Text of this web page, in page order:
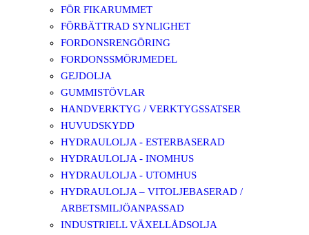
FÖR FIKARUMMET
FÖRBÄTTRAD SYNLIGHET
FORDONSRENGÖRING
FORDONSSMÖRJMEDEL
GEJDOLJA
GUMMISTÖVLAR
HANDVERKTYG / VERKTYGSSATSER
HUVUDSKYDD
HYDRAULOLJA - ESTERBASERAD
HYDRAULOLJA - INOMHUS
HYDRAULOLJA - UTOMHUS
HYDRAULOLJA – VITOLJEBASERAD /
ARBETSMILJÖANPASSAD
INDUSTRIELL VÄXELLÅDSOLJA